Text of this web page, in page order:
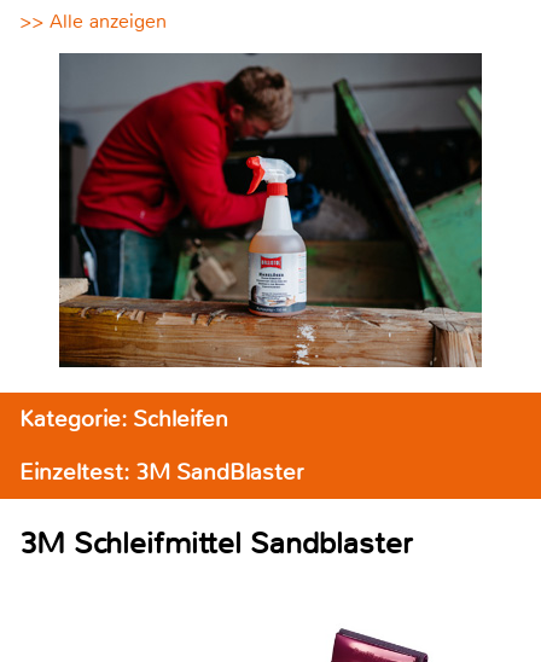
>> Alle anzeigen
Kategorie: Schleifen
Einzeltest: 3M SandBlaster
3M Schleifmittel Sandblaster